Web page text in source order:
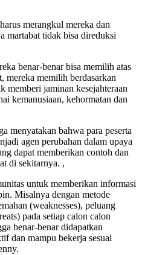
merangkul mereka dan
martabat tidak bisa direduksi
benar-benar bisa memilih atas
mereka memilih berdasarkan
memberi jaminan kesejahteraan
kemanusiaan, kehormatan dan
menyatakan bahwa para peserta
agen perubahan dalam upaya
dapat memberikan contoh dan
di sekitarnya. ,
untuk memberikan informasi
Misalnya dengan metode
(weaknesses), peluang
pada setiap calon calon
benar-benar didapatkan
dan mampu bekerja sesuai